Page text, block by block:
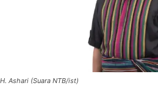
H. Ashari (Suara NTB/ist)